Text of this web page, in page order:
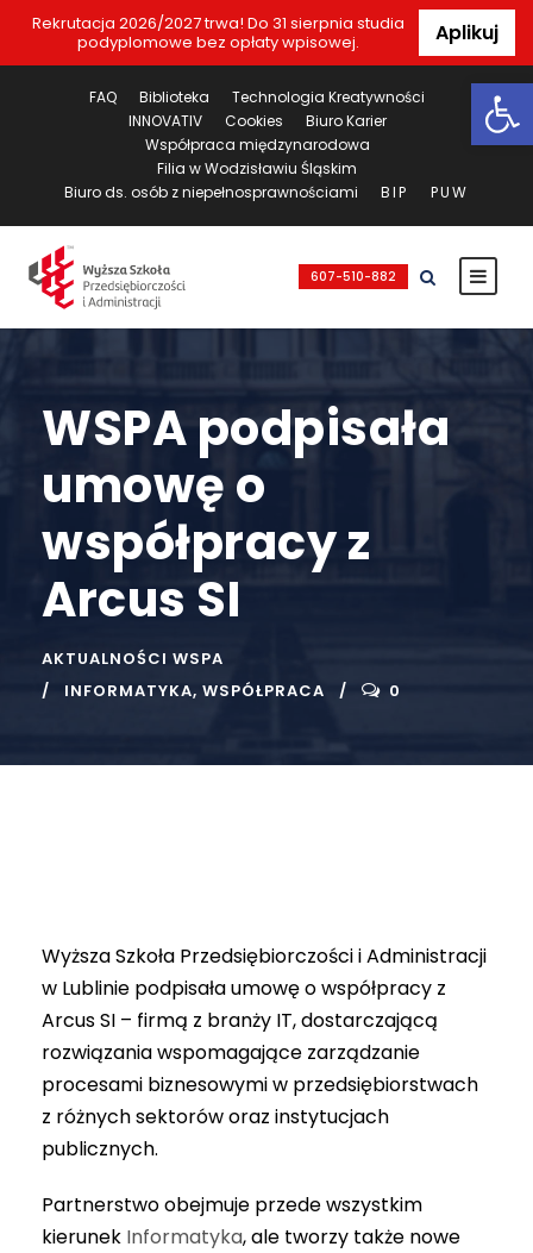
Rekrutacja 2026/2027 trwa! Do 31 sierpnia studia
podyplomowe bez opłaty wpisowej.
Aplikuj
FAQ Biblioteka
Technologia Kreatywności
INNOVATIV
Cookies
Biuro Karier
Współpraca międzynarodowa
Filia w Wodzisławiu Śląskim
Biuro ds. osób z niepełnosprawnościami
BIP PUW
607-510-882
WSPA podpisała
umowę o
współpracy z
Arcus SI
AKTUALNOŚCI WSPA
INFORMATYKA, WSPÓŁPRACA 0
Wyższa Szkoła Przedsiębiorczości i Administracji
w Lublinie podpisała umowę o współpracy z
Arcus SI – firmą z branży IT, dostarczającą
rozwiązania wspomagające zarządzanie
procesami biznesowymi w przedsiębiorstwach
z różnych sektorów oraz instytucjach
publicznych.
Partnerstwo obejmuje przede wszystkim
kierunek Informatyka, ale tworzy także nowe